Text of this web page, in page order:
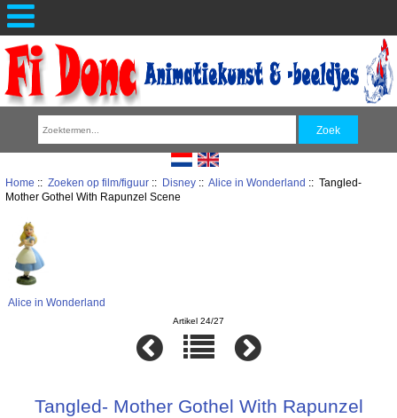
Home :: Zoeken op film/figuur:: Disney:: Alice in Wonderland :: Tangled-
Mother Gothel With Rapunzel Scene
Alice in Wonderland
Artikel 24/27
Tangled- Mother Gothel With Rapunzel